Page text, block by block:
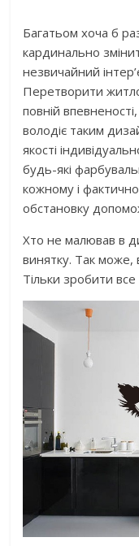
Багатьом хоча б
кардинально
незвичайний
Перетворити
повній
володіє таким
якості
будь-які
кожному і
обстановку
Хто не малював в
винятку. Так може,
Тільки зробити